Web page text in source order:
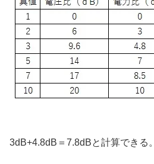
3dB+4.8dB＝7.8dBと計算できる。